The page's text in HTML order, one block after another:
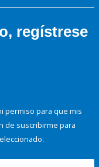
regístrese
permiso para que mis
de suscribirme para